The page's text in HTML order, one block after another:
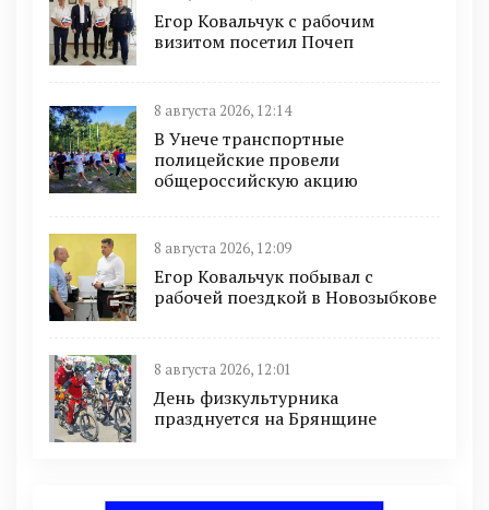
Егор Ковальчук с рабочим
визитом посетил Почеп
8 августа 2026, 12:14
В Унече транспортные
полицейские провели
общероссийскую акцию
8 августа 2026, 12:09
Егор Ковальчук побывал с
рабочей поездкой в Новозыбкове
8 августа 2026, 12:01
День физкультурника
празднуется на Брянщине